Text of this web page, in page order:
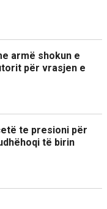
armë shokun e
për vrasjen e
te presioni për
të birin